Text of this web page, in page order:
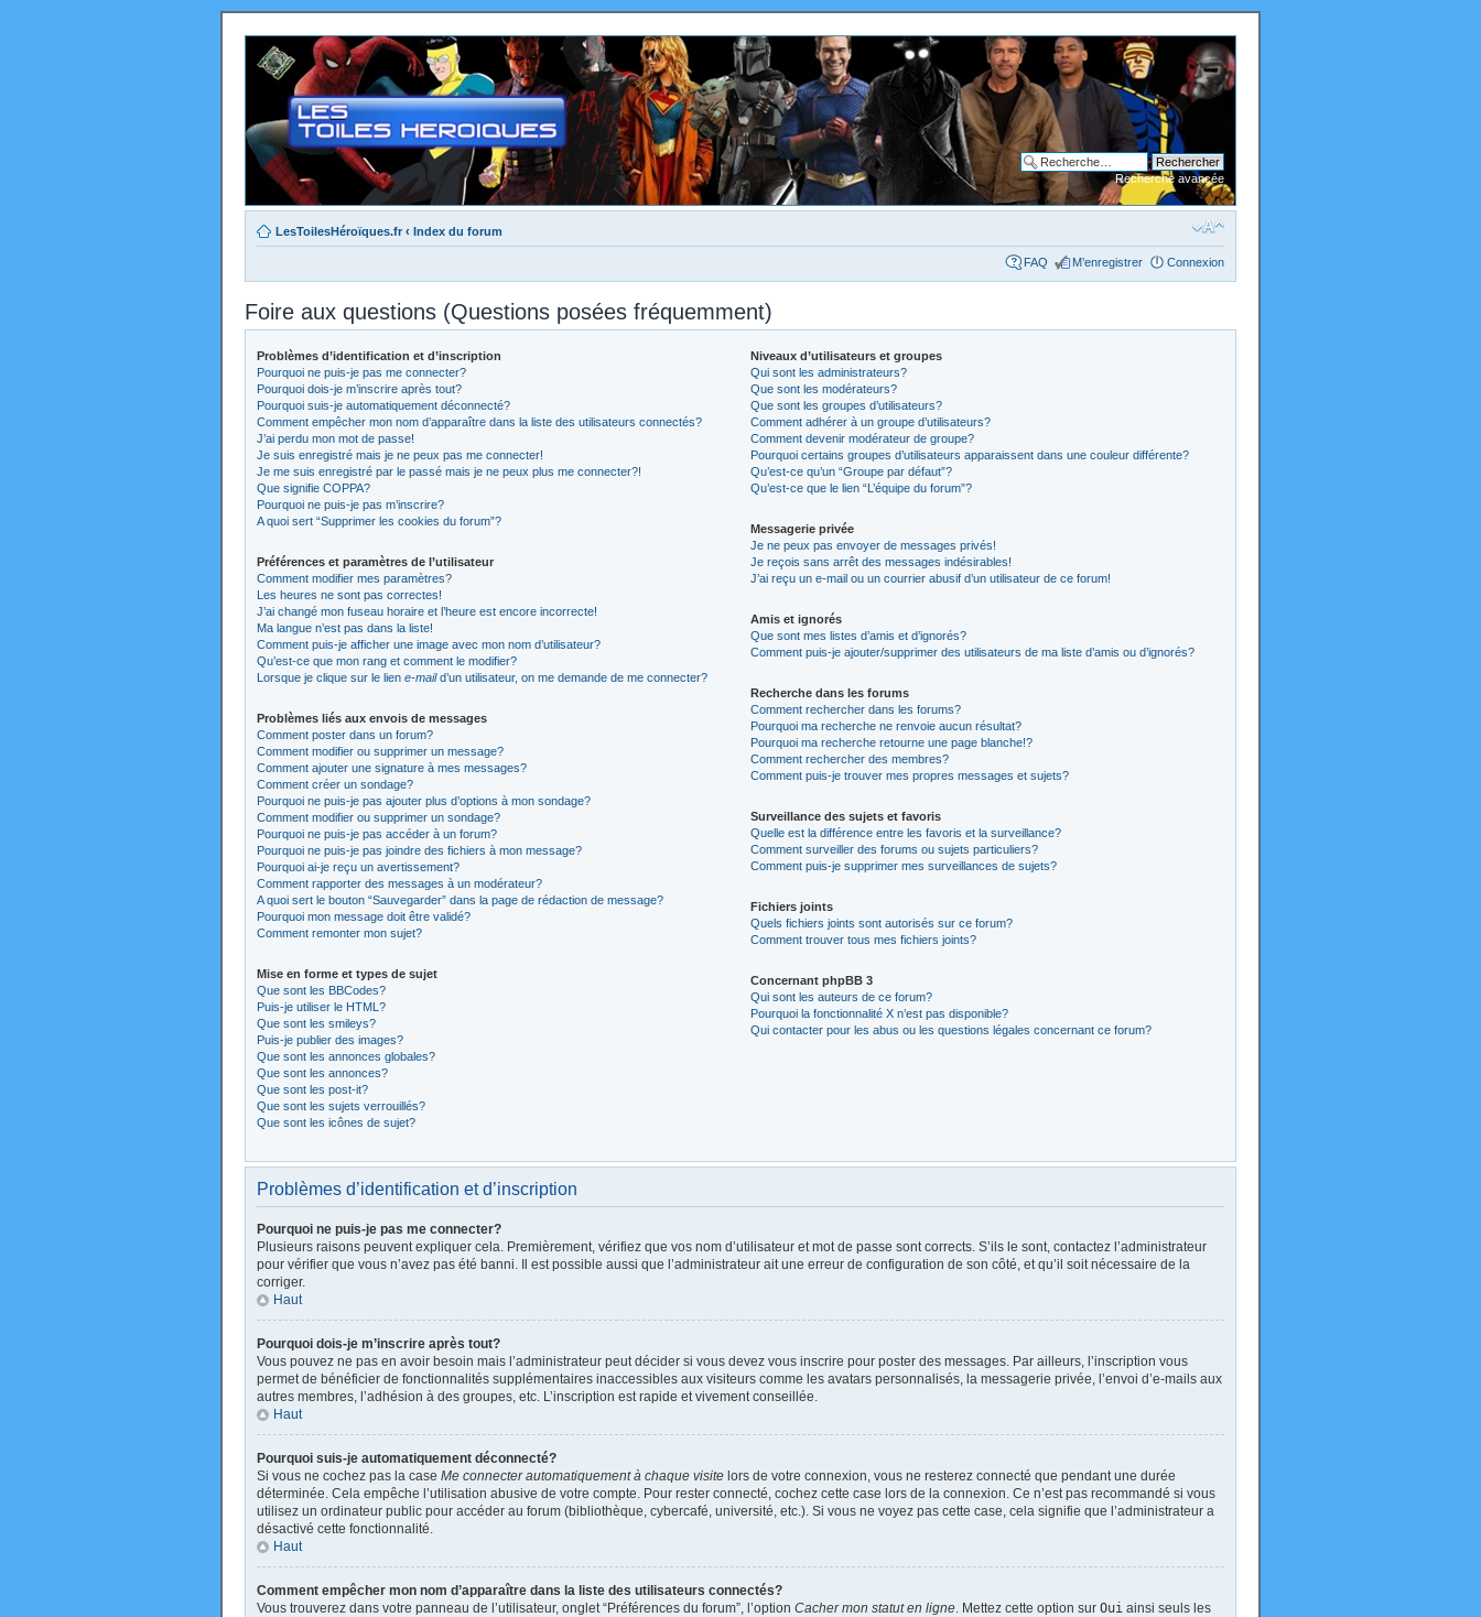
Recherche avancée
LesToilesHéroïques.fr ‹ Index du forum
FAQ M’enregistrer Connexion
Foire aux questions (Questions posées fréquemment)
Problèmes d’identification et d’inscription
Pourquoi ne puis-je pas me connecter?
Pourquoi dois-je m’inscrire après tout?
Pourquoi suis-je automatiquement déconnecté?
Comment empêcher mon nom d’apparaître dans la liste des utilisateurs connectés?
J’ai perdu mon mot de passe!
Je suis enregistré mais je ne peux pas me connecter!
Je me suis enregistré par le passé mais je ne peux plus me connecter?!
Que signifie COPPA?
Pourquoi ne puis-je pas m’inscrire?
A quoi sert “Supprimer les cookies du forum”?
Préférences et paramètres de l’utilisateur
Comment modifier mes paramètres?
Les heures ne sont pas correctes!
J’ai changé mon fuseau horaire et l’heure est encore incorrecte!
Ma langue n’est pas dans la liste!
Comment puis-je afficher une image avec mon nom d’utilisateur?
Qu’est-ce que mon rang et comment le modifier?
Lorsque je clique sur le lien e-maild’un utilisateur, on me demande de me connecter?
Problèmes liés aux envois de messages
Comment poster dans un forum?
Comment modifier ou supprimer un message?
Comment ajouter une signature à mes messages?
Comment créer un sondage?
Pourquoi ne puis-je pas ajouter plus d’options à mon sondage?
Comment modifier ou supprimer un sondage?
Pourquoi ne puis-je pas accéder à un forum?
Pourquoi ne puis-je pas joindre des fichiers à mon message?
Pourquoi ai-je reçu un avertissement?
Comment rapporter des messages à un modérateur?
A quoi sert le bouton “Sauvegarder” dans la page de rédaction de message?
Pourquoi mon message doit être validé?
Comment remonter mon sujet?
Mise en forme et types de sujet
Que sont les BBCodes?
Puis-je utiliser le HTML?
Que sont les smileys?
Puis-je publier des images?
Que sont les annonces globales?
Que sont les annonces?
Que sont les post-it?
Que sont les sujets verrouillés?
Que sont les icônes de sujet?
Niveaux d’utilisateurs et groupes
Qui sont les administrateurs?
Que sont les modérateurs?
Que sont les groupes d’utilisateurs?
Comment adhérer à un groupe d’utilisateurs?
Comment devenir modérateur de groupe?
Pourquoi certains groupes d’utilisateurs apparaissent dans une couleur différente?
Qu’est-ce qu’un “Groupe par défaut”?
Qu’est-ce que le lien “L’équipe du forum”?
Messagerie privée
Je ne peux pas envoyer de messages privés!
Je reçois sans arrêt des messages indésirables!
J’ai reçu un e-mail ou un courrier abusif d’un utilisateur de ce forum!
Amis et ignorés
Que sont mes listes d’amis et d’ignorés?
Comment puis-je ajouter/supprimer des utilisateurs de ma liste d’amis ou d’ignorés?
Recherche dans les forums
Comment rechercher dans les forums?
Pourquoi ma recherche ne renvoie aucun résultat?
Pourquoi ma recherche retourne une page blanche!?
Comment rechercher des membres?
Comment puis-je trouver mes propres messages et sujets?
Surveillance des sujets et favoris
Quelle est la différence entre les favoris et la surveillance?
Comment surveiller des forums ou sujets particuliers?
Comment puis-je supprimer mes surveillances de sujets?
Fichiers joints
Quels fichiers joints sont autorisés sur ce forum?
Comment trouver tous mes fichiers joints?
Concernant phpBB 3
Qui sont les auteurs de ce forum?
Pourquoi la fonctionnalité X n’est pas disponible?
Qui contacter pour les abus ou les questions légales concernant ce forum?
Problèmes d’identification et d’inscription
Pourquoi ne puis-je pas me connecter?
Plusieurs raisons peuvent expliquer cela. Premièrement, vérifiez que vos nom d’utilisateur et mot de passe sont corrects. S’ils le sont, contactez l’administrateur
pour vérifier que vous n’avez pas été banni. Il est possible aussi que l’administrateur ait une erreur de configuration de son côté, et qu’il soit nécessaire de la
corriger.
Haut
Pourquoi dois-je m’inscrire après tout?
Vous pouvez ne pas en avoir besoin mais l’administrateur peut décider si vous devez vous inscrire pour poster des messages. Par ailleurs, l’inscription vous
permet de bénéficier de fonctionnalités supplémentaires inaccessibles aux visiteurs comme les avatars personnalisés, la messagerie privée, l’envoi d’e-mails aux
autres membres, l’adhésion à des groupes, etc. L’inscription est rapide et vivement conseillée.
Haut
Pourquoi suis-je automatiquement déconnecté?
Si vous ne cochez pas la case Me connecter automatiquement à chaque visite lors de votre connexion, vous ne resterez connecté que pendant une durée
déterminée. Cela empêche l’utilisation abusive de votre compte. Pour rester connecté, cochez cette case lors de la connexion. Ce n’est pas recommandé si vous
utilisez un ordinateur public pour accéder au forum (bibliothèque, cybercafé, université, etc.). Si vous ne voyez pas cette case, cela signifie que l’administrateur a
désactivé cette fonctionnalité.
Haut
Comment empêcher mon nom d’apparaître dans la liste des utilisateurs connectés?
Vous trouverez dans votre panneau de l’utilisateur, onglet “Préférences du forum”, l’option Cacher mon statut en ligne. Mettez cette option sur Oui ainsi seuls les